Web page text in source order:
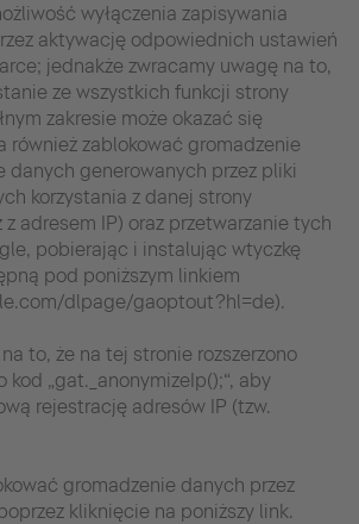
wyłączenia zapisywania
aktywację odpowiednich ustawień
jednakże zwracamy uwagę na to,
ze wszystkich funkcji strony
zakresie może okazać się
również zablokować gromadzenie
danych generowanych przez pliki
korzystania z danej strony
adresem IP) oraz przetwarzanie tych
pobierając i instalując wtyczkę
pod poniższym linkiem
dlpage/gaoptout?hl=de).
to, że na tej stronie rozszerzono
kod „gat._anonymizeIp();“, aby
rejestrację adresów IP (tzw.
gromadzenie danych przez
kliknięcie na poniższy link.